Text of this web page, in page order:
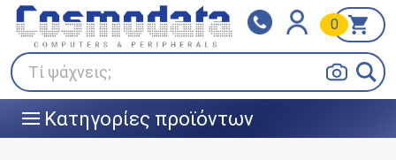
Τί ψάχνεις;
0
||| Κατηγορίες προϊόντων
Klarna
Πληρώστε σε 3
άτοκες δόσεις
BOX NOW